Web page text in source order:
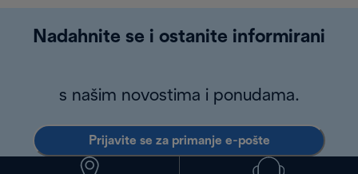
Nadahnite se i ostanite informirani
s našim novostima i ponudama.
Prijavite se za primanje e-pošte